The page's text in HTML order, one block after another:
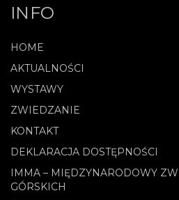
INFO
HOME
AKTUALNOŚCI
WYSTAWY
ZWIEDZANIE
KONTAKT
DEKLARACJA DOSTĘPNOŚCI
IMMA – MIĘDZYNARODOWY
GÓRSKICH